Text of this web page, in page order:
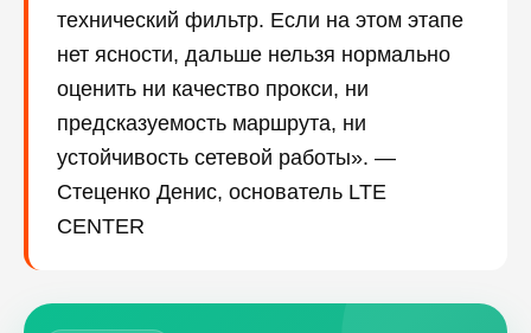
технический фильтр. Если на этом этапе
нет ясности, дальше нельзя нормально
оценить ни качество прокси, ни
предсказуемость маршрута, ни
устойчивость сетевой работы». —
Стеценко Денис, основатель LTE
CENTER